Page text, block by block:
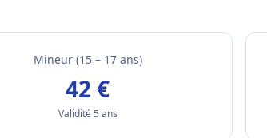
Mineur (15 – 17 ans)
42 €
Validité 5 ans